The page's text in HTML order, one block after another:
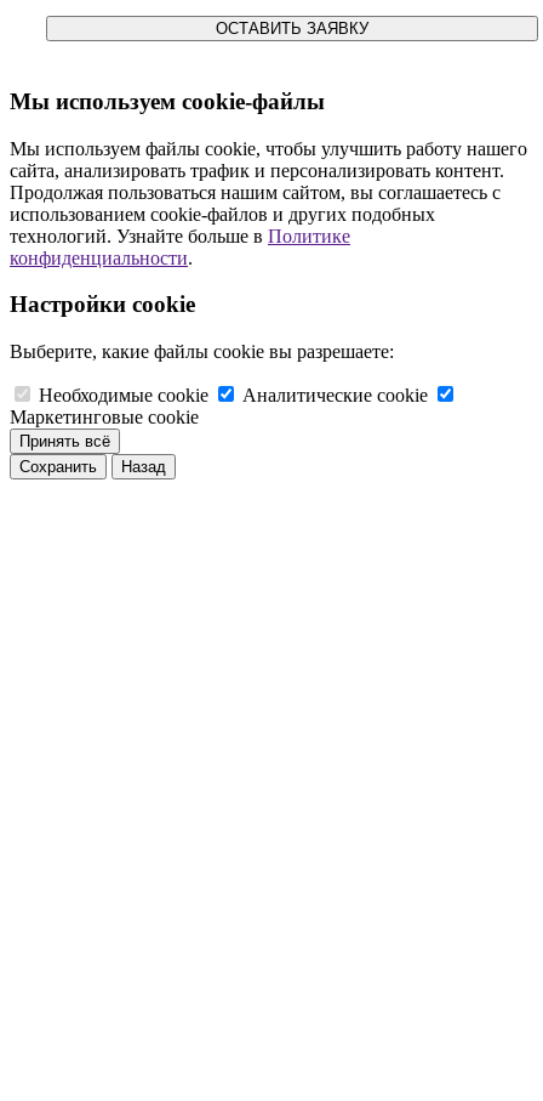
ОСТАВИТЬ ЗАЯВКУ
Мы используем cookie-файлы
Мы используем файлы cookie, чтобы улучшить работу нашего
сайта, анализировать трафик и персонализировать контент.
Продолжая пользоваться нашим сайтом, вы соглашаетесь с
использованием cookie-файлов и других подобных
технологий. Узнайте больше в Политике
конфиденциальности.
Настройки cookie
Выберите, какие файлы cookie вы разрешаете:
Необходимые cookie
Аналитические cookie
Маркетинговые cookie
Принять всё
Сохранить
Назад